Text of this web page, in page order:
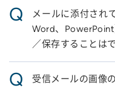
Q
メールに添付され
Word、
／保存することは
Q 受信メールの画像